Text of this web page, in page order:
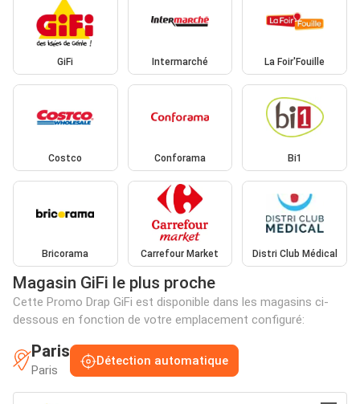
GiFi Intermarché La Foir'Fouille
Costco Conforama Bi1
Bricorama Carrefour Market Distri Club Médical
Magasin GiFi le plus proche
Cette Promo Drap GiFi est disponible dans les magasins ci-
dessous en fonction de votre emplacement configuré:
Paris
Paris
Détection automatique